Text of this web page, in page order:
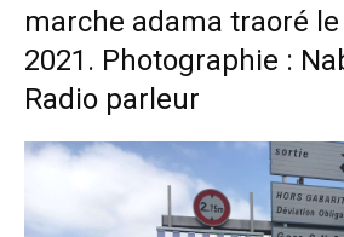
marche adama traoré
2021. Photographie :
Radio parleur